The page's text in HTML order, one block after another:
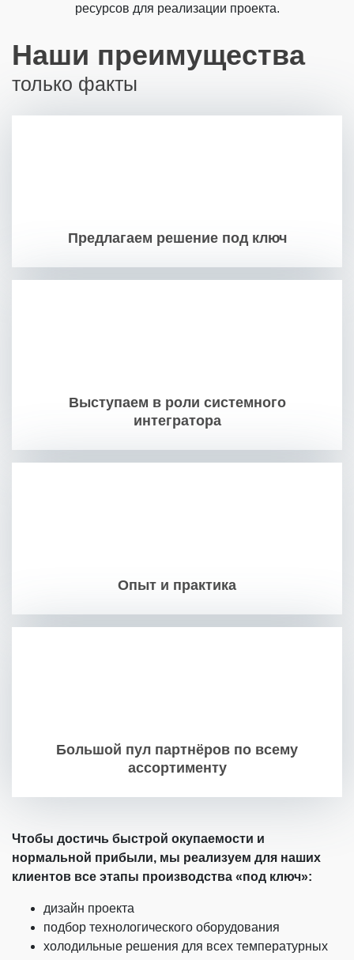
ресурсов для реализации проекта.
Наши преимущества
только факты
Предлагаем решение под ключ
Выступаем в роли системного
интегратора
Опыт и практика
Большой пул партнёров по всему
ассортименту
Чтобы достичь быстрой окупаемости и
нормальной прибыли, мы реализуем для наших
клиентов все этапы производства «под ключ»:
дизайн проекта
подбор технологического оборудования
холодильные решения для всех температурных